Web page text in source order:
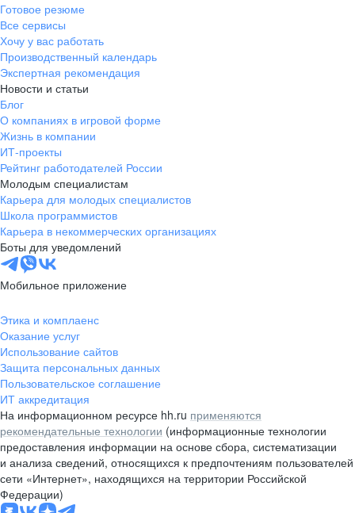
Готовое резюме
Все сервисы
Хочу у вас работать
Производственный календарь
Экспертная рекомендация
Новости и статьи
Блог
О компаниях в игровой форме
Жизнь в компании
ИТ-проекты
Рейтинг работодателей России
Молодым специалистам
Карьера для молодых специалистов
Школа программистов
Карьера в некоммерческих организациях
Боты для уведомлений
Мобильное приложение
Этика и комплаенс
Оказание услуг
Использование сайтов
Защита персональных данных
Пользовательское соглашение
ИТ аккредитация
На информационном ресурсе hh.ru применяются
рекомендательные технологии (информационные технологии
предоставления информации на основе сбора, систематизации
и анализа сведений, относящихся к предпочтениям пользователей
сети «Интернет», находящихся на территории Российской
Федерации)